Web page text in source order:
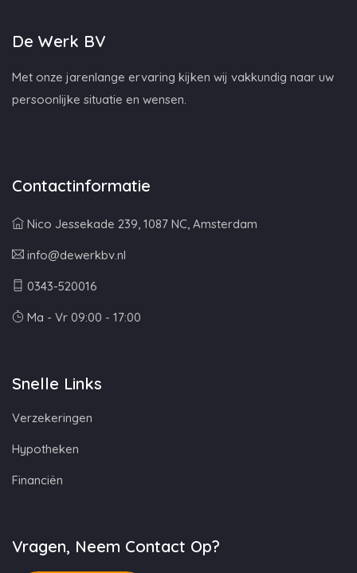
De Werk BV
Met onze jarenlange ervaring kijken wij vakkundig naar uw
persoonlijke situatie en wensen.
Contactinformatie
Nico Jessekade 239, 1087 NC, Amsterdam
info@dewerkbv.nl
0343-520016
Ma - Vr 09:00 - 17:00
Snelle Links
Verzekeringen
Hypotheken
Financiën
Vragen, Neem Contact Op?